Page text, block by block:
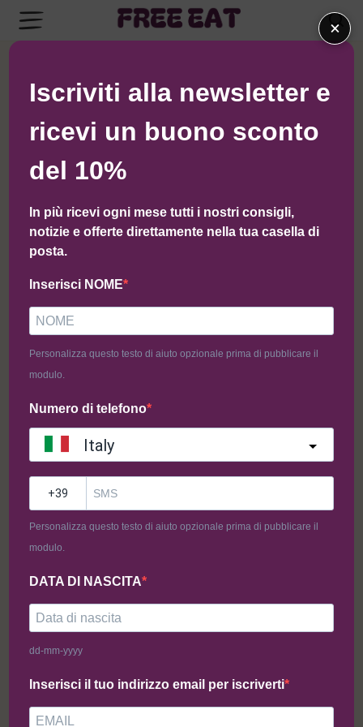
×
Iscriviti alla newsletter e
ricevi un buono sconto
del 10%
In più ricevi ogni mese tutti i nostri consigli,
notizie e offerte direttamente nella tua casella di
posta.
Inserisci NOME
Personalizza questo testo di aiuto opzionale prima di pubblicare il
modulo.
Numero di telefono
Italy
Personalizza questo testo di aiuto opzionale prima di pubblicare il
modulo.
DATA DI NASCITA
dd-mm-yyyy
Inserisci il tuo indirizzo email per iscriverti
Barretta Proteica
Burro d’Arachidi 6pz
Barretta Proteica Burro d’Arachidi SENZA GLUTINE e SENZA